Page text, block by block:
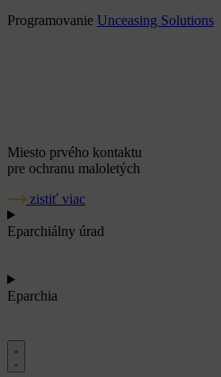
Programovanie Unceasing Solutions
Miesto prvého kontaktu
pre ochranu maloletých
zistiť viac
Eparchiálny úrad
Eparchia